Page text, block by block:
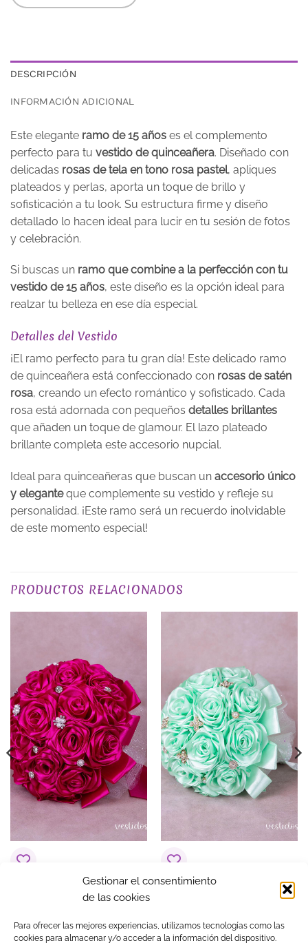
Gestionar el consentimiento
de las cookies
Para ofrecer las mejores experiencias, utilizamos tecnologías como las
cookies para almacenar y/o acceder a la información del dispositivo.
DESCRIPCIÓN
INFORMACIÓN ADICIONAL
Este elegante ramo de 15 años es el complemento
perfecto para tu vestido de quinceañera. Diseñado con
delicadas rosas de tela en tono rosa pastel, apliques
plateados y perlas, aporta un toque de brillo y
sofisticación a tu look. Su estructura firme y diseño
detallado lo hacen ideal para lucir en tu sesión de fotos
y celebración.
Si buscas un ramo que combine a la perfección con tu
vestido de 15 años, este diseño es la opción ideal para
realzar tu belleza en ese día especial.
Detalles del Vestido
¡El ramo perfecto para tu gran día! Este delicado ramo
de quinceañera está confeccionado con rosas de satén
rosa, creando un efecto romántico y sofisticado. Cada
rosa está adornada con pequeños detalles brillantes
que añaden un toque de glamour. El lazo plateado
brillante completa este accesorio nupcial.
Ideal para quinceañeras que buscan un accesorio único
y eleganteque complemente su vestido y refleje su
personalidad. ¡Este ramo será un recuerdo inolvidable
de este momento especial!
PRODUCTOS RELACIONADOS
Ramo Fucsia
$51.91 51.91